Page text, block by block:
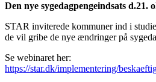
Den nye sygedagpengeindsats d.21.
STAR inviterede kommuner ind i
de vil gribe de nye ændringer på
Se webinaret her:
https://star.dk/implementering/